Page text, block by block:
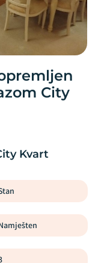
City
Kvart